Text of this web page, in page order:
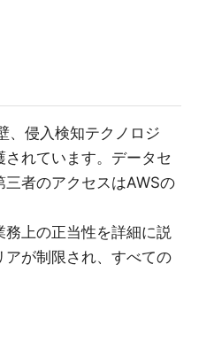
、侵入検知テクノロジ
れています。データセ
者のアクセスはAWSの
務上の正当性を詳細に説
が制限され、すべての